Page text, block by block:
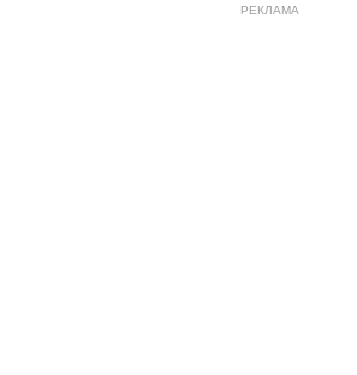
РЕКЛАМА